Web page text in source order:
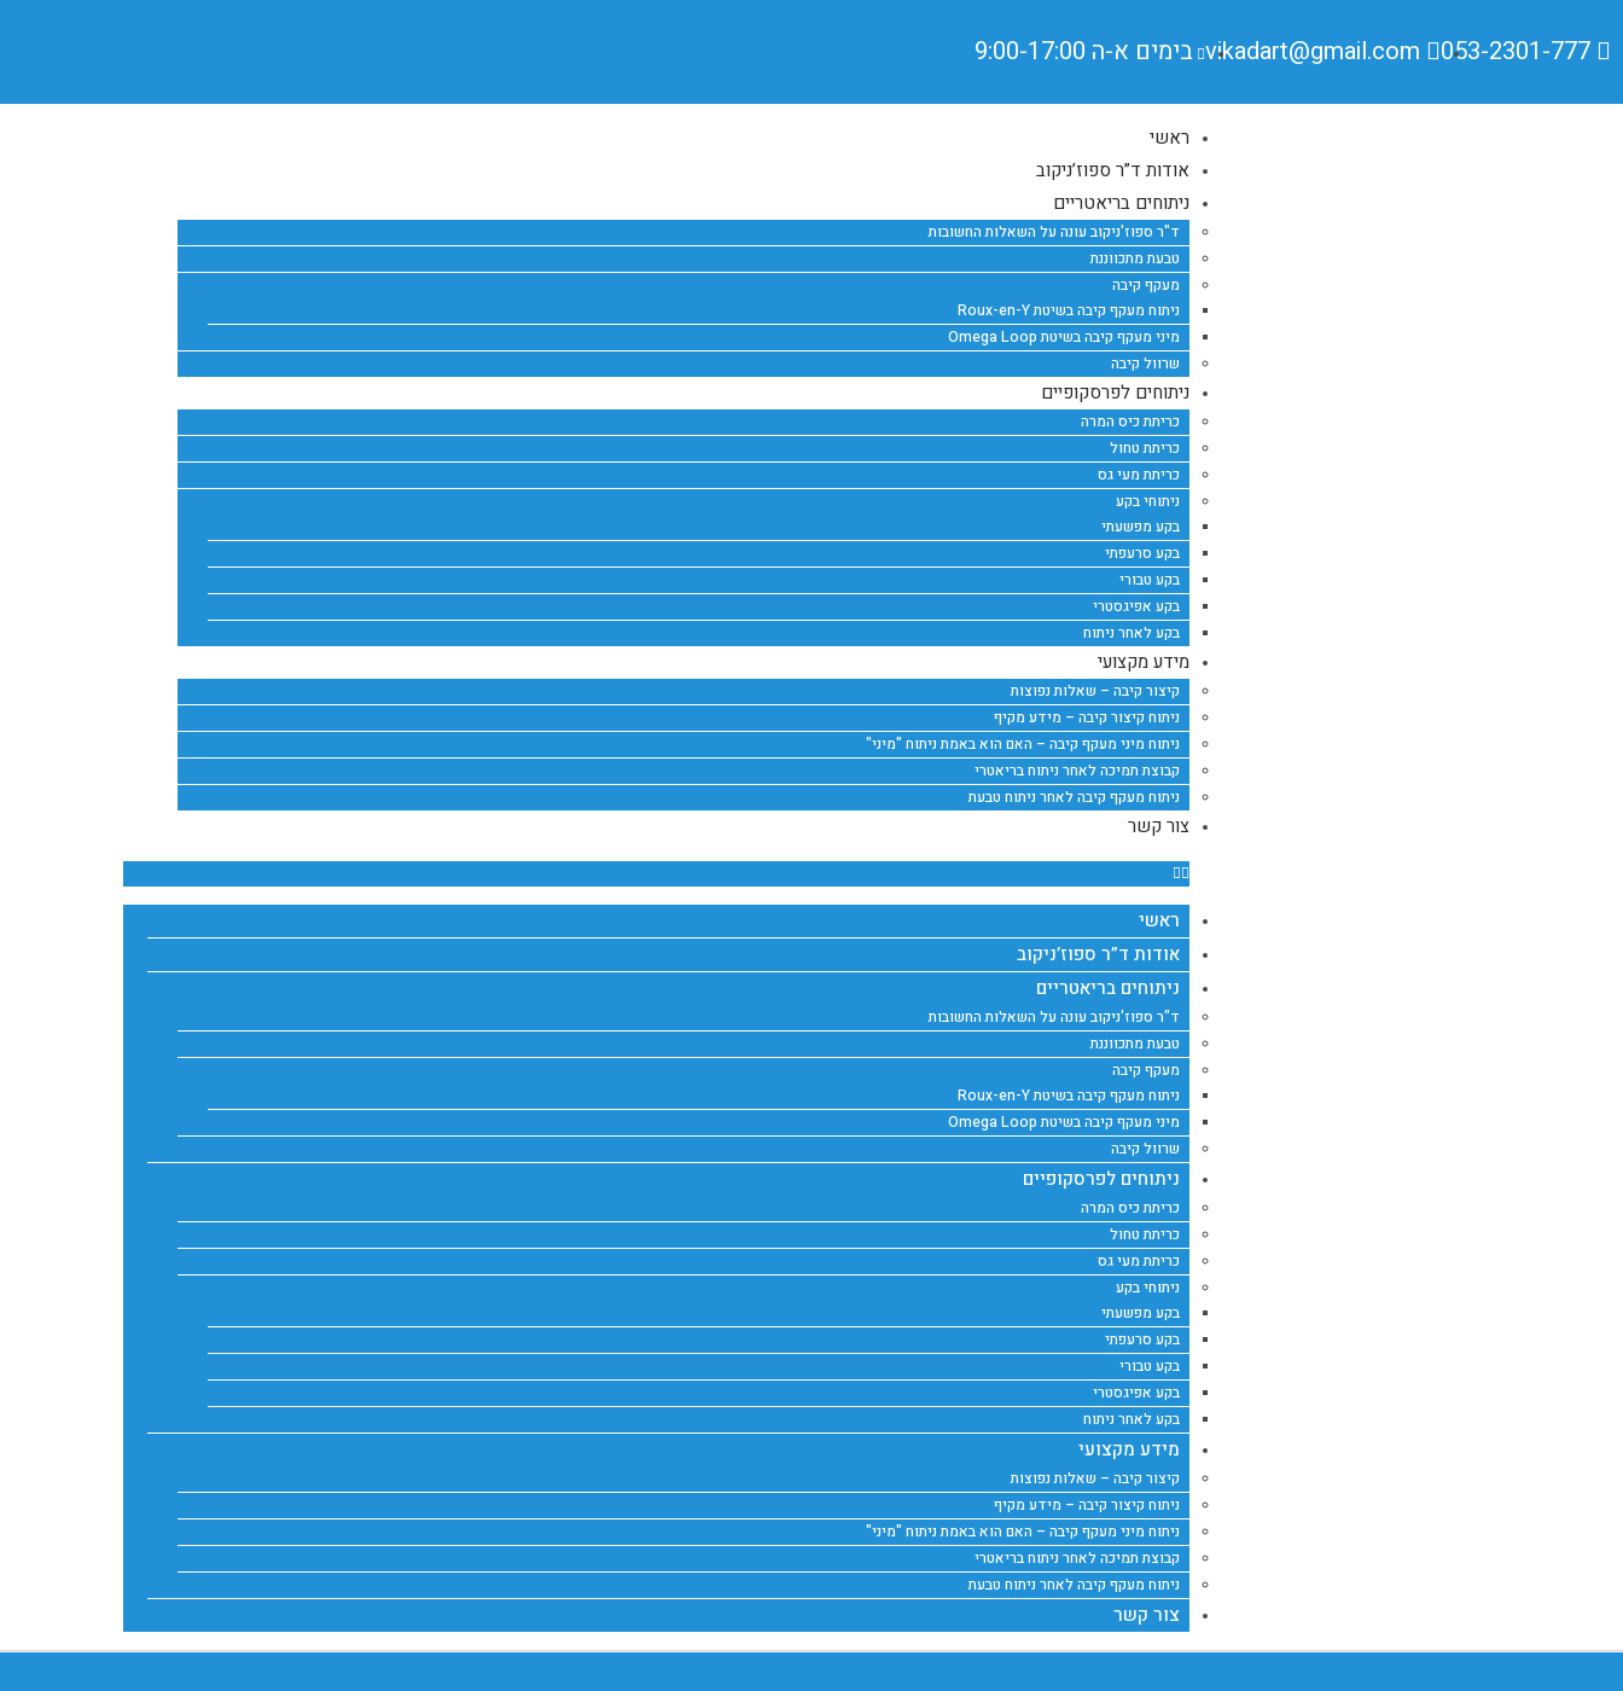
053-2301-777
vikadart@gmail.com בימים א-ה 9:00-17:00
ראשי
אודות ד”ר ספוז’ניקוב
ניתוחים בריאטריים
ד"ר ספוז'ניקוב עונה על השאלות החשובות
טבעת מתכווננת
מעקף קיבה
ניתוח מעקף קיבה בשיטת Roux-en-Y
מיני מעקף קיבה בשיטת Omega Loop
שרוול קיבה
ניתוחים לפרסקופיים
כריתת כיס המרה
כריתת טחול
כריתת מעי גס
ניתוחי בקע
בקע מפשעתי
בקע סרעפתי
בקע טבורי
בקע אפיגסטרי
בקע לאחר ניתוח
מידע מקצועי
קיצור קיבה – שאלות נפוצות
ניתוח קיצור קיבה – מידע מקיף
ניתוח מיני מעקף קיבה – האם הוא באמת ניתוח "מיני"
קבוצת תמיכה לאחר ניתוח בריאטרי
ניתוח מעקף קיבה לאחר ניתוח טבעת
צור קשר
ראשי
אודות ד”ר ספוז’ניקוב
ניתוחים בריאטריים
ד"ר ספוז'ניקוב עונה על השאלות החשובות
טבעת מתכווננת
מעקף קיבה
ניתוח מעקף קיבה בשיטת Roux-en-Y
מיני מעקף קיבה בשיטת Omega Loop
שרוול קיבה
ניתוחים לפרסקופיים
כריתת כיס המרה
כריתת טחול
כריתת מעי גס
ניתוחי בקע
בקע מפשעתי
בקע סרעפתי
בקע טבורי
בקע אפיגסטרי
בקע לאחר ניתוח
מידע מקצועי
קיצור קיבה – שאלות נפוצות
ניתוח קיצור קיבה – מידע מקיף
ניתוח מיני מעקף קיבה – האם הוא באמת ניתוח "מיני"
קבוצת תמיכה לאחר ניתוח בריאטרי
ניתוח מעקף קיבה לאחר ניתוח טבעת
צור קשר